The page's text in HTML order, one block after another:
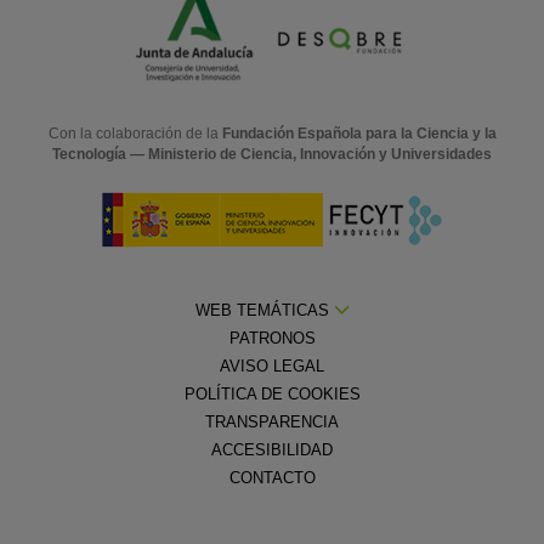
Con la colaboración de la Fundación Española para la Ciencia y la
Tecnología — Ministerio de Ciencia, Innovación y Universidades
WEB TEMÁTICAS
PATRONOS
AVISO LEGAL
POLÍTICA DE COOKIES
TRANSPARENCIA
ACCESIBILIDAD
CONTACTO